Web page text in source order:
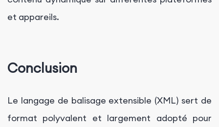
et appareils.
Conclusion
Le langage de balisage extensible (XML) sert de
format polyvalent et largement adopté pour